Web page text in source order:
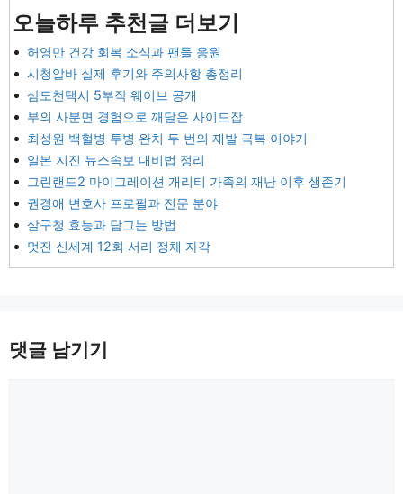
오늘하루 추천글 더보기
허영만 건강 회복 소식과 팬들 응원
시청알바 실제 후기와 주의사항 총정리
삼도천택시 5부작 웨이브 공개
부의 사분면 경험으로 깨달은 사이드잡
최성원 백혈병 투병 완치 두 번의 재발 극복 이야기
일본 지진 뉴스속보 대비법 정리
그린랜드2 마이그레이션 개리티 가족의 재난 이후 생존기
권경애 변호사 프로필과 전문 분야
살구청 효능과 담그는 방법
멋진 신세계 12회 서리 정체 자각
댓글 남기기